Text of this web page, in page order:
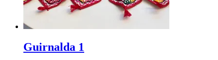
Guirnalda 1